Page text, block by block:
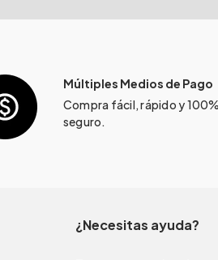
Múltiples Medios de Pago
Compra fácil, rápido y 100%
seguro.
¿Necesitas ayuda?